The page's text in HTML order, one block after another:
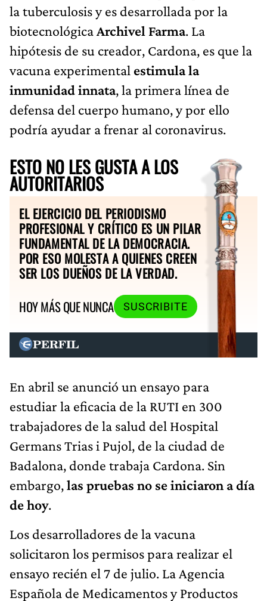
la tuberculosis y es desarrollada por la
biotecnológicaArchivel Farma. La
hipótesis de su creador, Cardona, es que la
vacuna experimental estimula la
inmunidad innata, la primera línea de
defensa del cuerpo humano, y por ello
podría ayudar a frenar al coronavirus.
ESTO NO LES GUSTA A LOS
AUTORITARIOS
EL EJERCICIO DEL PERIODISMO
PROFESIONAL Y CRÍTICO ES UN PILAR
FUNDAMENTAL DE LA DEMOCRACIA.
POR ESO MOLESTA A QUIENES CREEN
SER LOS DUEÑOS DE LA VERDAD.
HOY MÁS QUE NUNCA
SUSCRIBITE
En abril se anunció un ensayo para
estudiar la eficacia de la RUTI en 300
trabajadores de la salud del Hospital
Germans Trias i Pujol, de la ciudad de
Badalona, donde trabaja Cardona. Sin
embargo,las pruebas no se iniciaron a día
de hoy.
Los desarrolladores de la vacuna
solicitaron los permisos para realizar el
ensayo recién el 7 de julio. La Agencia
Española de Medicamentos y Productos